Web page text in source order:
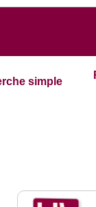
simple